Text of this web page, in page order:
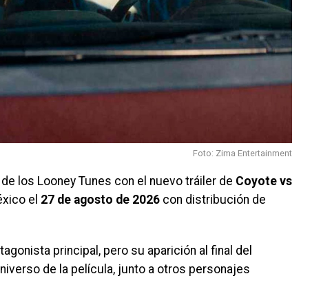
Foto: Zima Entertainment
los Looney Tunes con el nuevo tráiler de Coyote vs
el 27 de agosto de 2026 con distribución de
principal, pero su aparición al final del
de la película, junto a otros personajes